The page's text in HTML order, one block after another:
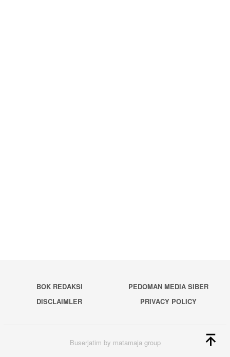
BOK REDAKSI
PEDOMAN MEDIA SIBER
DISCLAIMLER
PRIVACY POLICY
Buserjatim by matamaja group